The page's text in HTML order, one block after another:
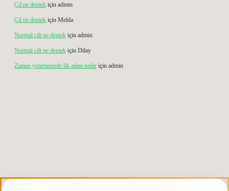
Çıl ne demek için admin
Çıl ne demek için Melda
Normal cilt ne demek için admin
Normal cilt ne demek için Dilay
Zaman yönetiminde ilk adım nedir için admin